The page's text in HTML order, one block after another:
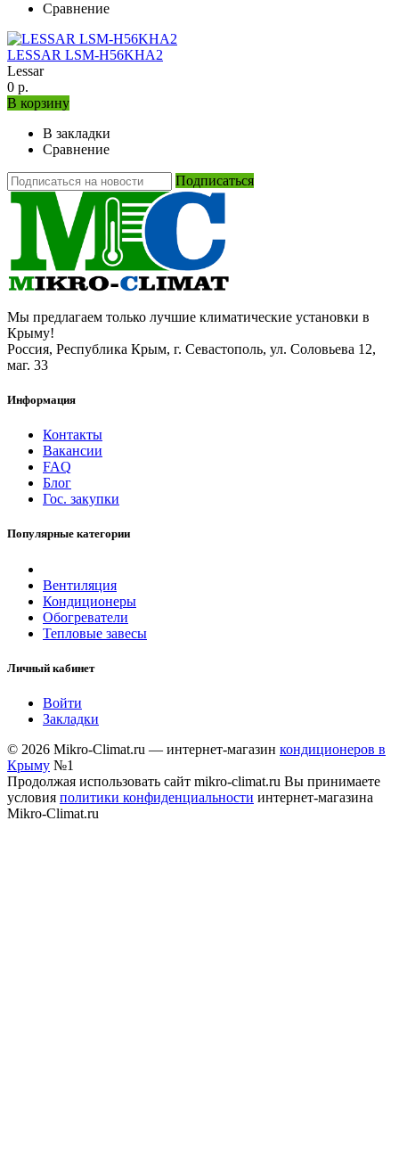
Сравнение
LESSAR LSM-H56KHA2
Lessar
0 р.
В корзину
В закладки
Сравнение
Подписаться
Мы предлагаем только лучшие климатические установки в
Крыму!
Россия, Республика Крым, г. Севастополь, ул. Соловьева 12,
маг. 33
Информация
Контакты
Вакансии
FAQ
Блог
Гос. закупки
Популярные категории
Вентиляция
Кондиционеры
Обогреватели
Тепловые завесы
Личный кабинет
Войти
Закладки
© 2026 Mikro-Climat.ru — интернет-магазин кондиционеров в
Крыму №1
Продолжая использовать сайт mikro-climat.ru Вы принимаете
условия политики конфиденциальности интернет-магазина
Mikro-Climat.ru